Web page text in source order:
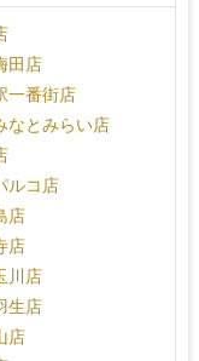
田店
一番街店
なとみらい店
ルコ店
店
店
川店
生店
店